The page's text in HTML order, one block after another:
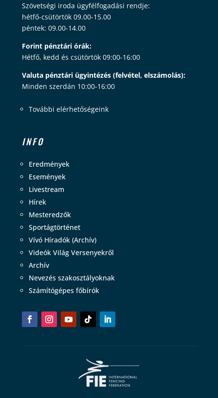
Szövetségi iroda ügyfélfogadási rendje:
hétfő-csütörtök 09.00-15.00
péntek: 09.00-14.00
Forint pénztári órák:
Hétfő, kedd és csütörtök 09:00-16:00
Valuta pénztári ügyintézés (felvétel, elszámolás):
Minden szerdán 10:00-16:00
További elérhetőségeink
INFO
Eredmények
Események
Livestream
Hírek
Mesteredzők
Sportágtörténet
Vívó Híradók (Archív)
Videók Világ Versenyekről
Archív
Nevezés szakosztályoknak
Számítógépes főbírók